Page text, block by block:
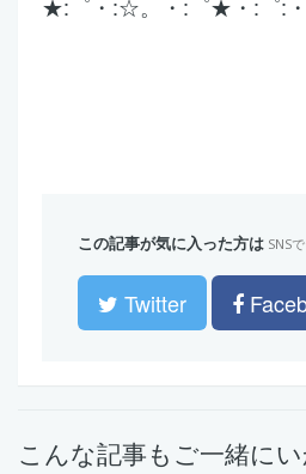
この記事が気に入った方は SNS
Twitter
こんな記事もご一緒に